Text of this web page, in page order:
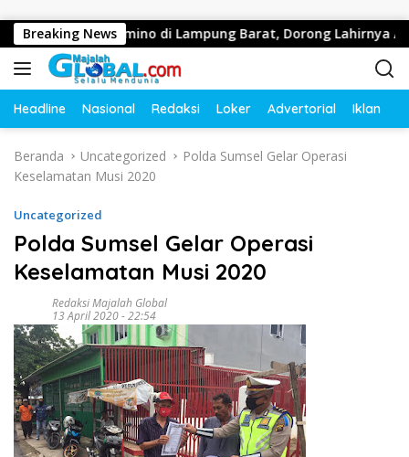
Breaking News
Olahraga Domino di Lampung Barat, Dorong Lahirnya Atlet
Headline Nasional Redaksi Loker Advertorial Iklan
Beranda Uncategorized
Polda Sumsel Gelar Operasi
Keselamatan Musi 2020
Uncategorized
Polda Sumsel Gelar Operasi
Keselamatan Musi 2020
Redaksi Majalah Global
13 April 2020 - 22:54